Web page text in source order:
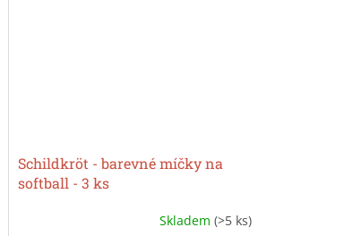
Schildkröt - barevné míčky na
softball - 3 ks
Skladem (>5 ks)